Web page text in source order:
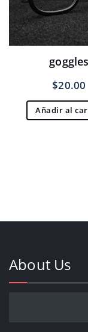
goggles
$20.00
Añadir al
About Us